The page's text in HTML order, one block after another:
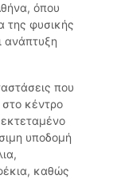
όπου
της φυσικής
ανάπτυξη
που
στο κέντρο
υποδομή
καθώς